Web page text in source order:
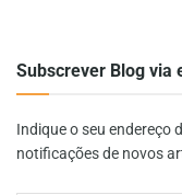
Subscrever Blog via
Indique o seu endereço
notificações de novos